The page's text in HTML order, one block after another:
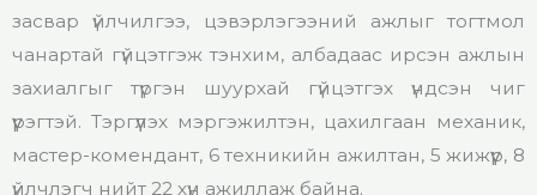
засвар үйлчилгээ, цэвэрлэгээний ажлыг тогтмол
чанартай гүйцэтгэж тэнхим, албадаас ирсэн ажлын
захиалгыг түргэн шуурхай гүйцэтгэх үндсэн чиг
үүрэгтэй. Тэргүүлэх мэргэжилтэн, цахилгаан механик,
мастер-комендант, 6 техникийн ажилтан, 5 жижүүр, 8
үйлчлэгч нийт 22 хүн ажиллаж байна.